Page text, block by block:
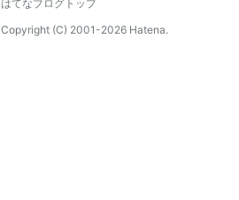
はてなブログトップ
Copyright (C) 2001-2026 Hatena.